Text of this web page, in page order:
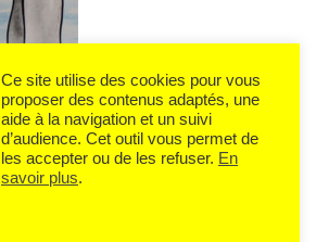
Ce site utilise des cookies pour vous
proposer des contenus adaptés, une
aide à la navigation et un suivi
d’audience. Cet outil vous permet de
les accepter ou de les refuser. En
savoir plus.